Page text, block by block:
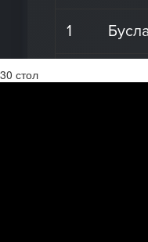
30 стол